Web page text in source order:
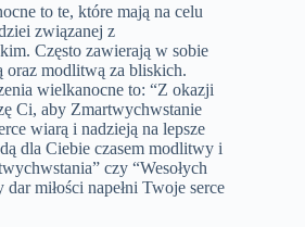
to te, które mają na celu
związanej z
Często zawierają w sobie
oraz modlitwą za bliskich.
wielkanocne to: “Z okazji
Ci, aby Zmartwychwstanie
wiarą i nadzieją na lepsze
dla Ciebie czasem modlitwy i
czy “Wesołych
miłości napełni Twoje serce